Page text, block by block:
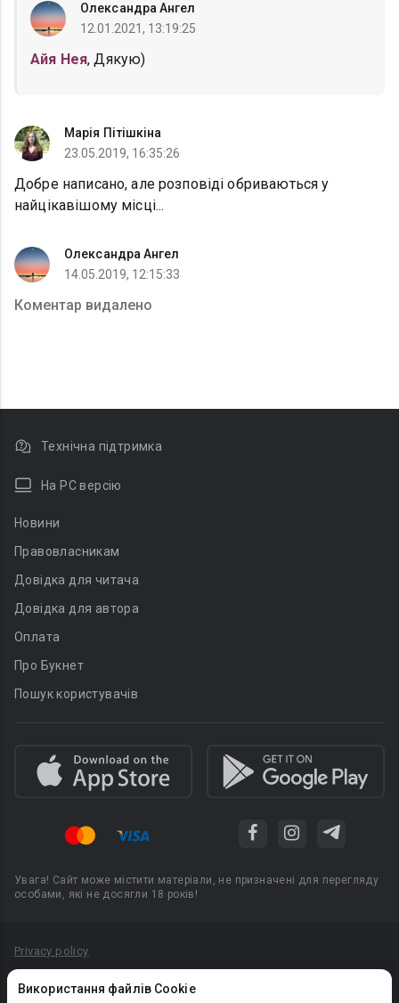
Олександра Ангел
12.01.2021, 13:19:25
Айя Нея, Дякую)
Марія Пітішкіна
23.05.2019, 16:35:26
Добре написано, але розповіді обриваються у
найцікавішому місці...
Олександра Ангел
14.05.2019, 12:15:33
Коментар видалено
Використання файлів Cookie
Технічна підтримка
На PC версію
Новини
Правовласникам
Довідка для читача
Довідка для автора
Оплата
Про Букнет
Пошук користувачів
Увага! Сайт може містити матеріали, не призначені для перегляду
особами, які не досягли 18 років!
Privacy policy